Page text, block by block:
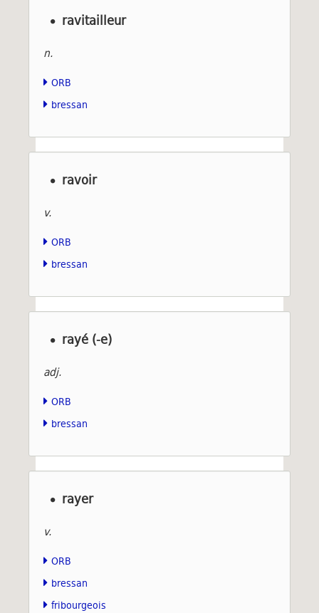
ravitailleur
n.
ORB
bressan
ravoir
v.
ORB
bressan
rayé (-e)
adj.
ORB
bressan
rayer
v.
ORB
bressan
fribourgeois